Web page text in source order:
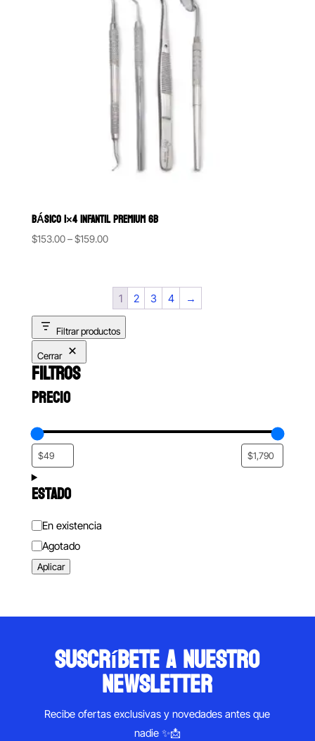
BÁSICO 1×4 INFANTIL PREMIUM 6B
$153.00–$159.00Price
through
$159.00
1 2 3 4 →
Filtrar productos
Cerrar
FILTROS
PRECIO
ESTADO
Estado
En existencia
Agotado
Aplicar
suscríbete a nuestro
newsletter
Recibe ofertas exclusivas y novedades antes que
nadie ✨📩